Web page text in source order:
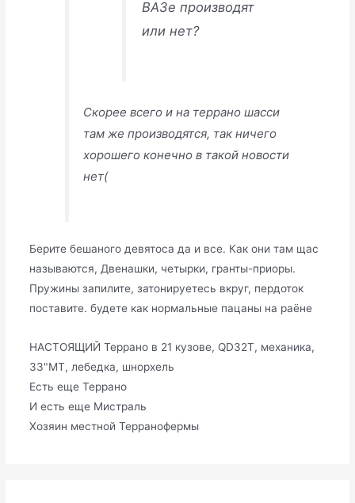
ВАЗе производят
или нет?
Скорее всего и на террано шасси
там же производятся, так ничего
хорошего конечно в такой новости
нет(
Берите бешаного девятоса да и все. Как они там щас
называются, Двенашки, четырки, гранты-приоры.
Пружины запилите, затонируетесь вкруг, пердоток
поставите. будете как нормальные пацаны на раёне
НАСТОЯЩИЙ Террано в 21 кузове, QD32T, механика,
33"МТ, лебедка, шнорхель
Есть еще Террано
И есть еще Мистраль
Хозяин местной Терранофермы